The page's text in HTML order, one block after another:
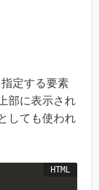
定する要素
部に表示され
しても使われ